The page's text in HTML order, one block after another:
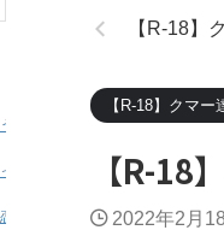
【R-18】
【R-18】クマ
【R-18
2022年2月
です (108)
たら最強だった件 (46)
愛生活 (17)